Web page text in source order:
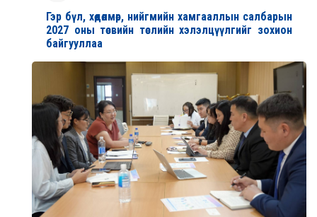
Гэр бүл, хөдөлмөр, нийгмийн хамгааллын салбарын
2027 оны төсвийн төслийн хэлэлцүүлгийг зохион
байгууллаа